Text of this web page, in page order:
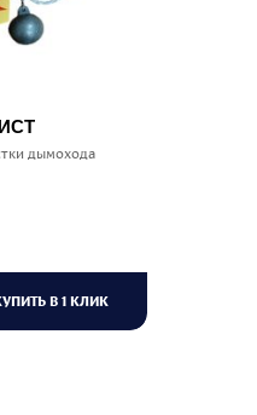
дымохода
В 1 КЛИК